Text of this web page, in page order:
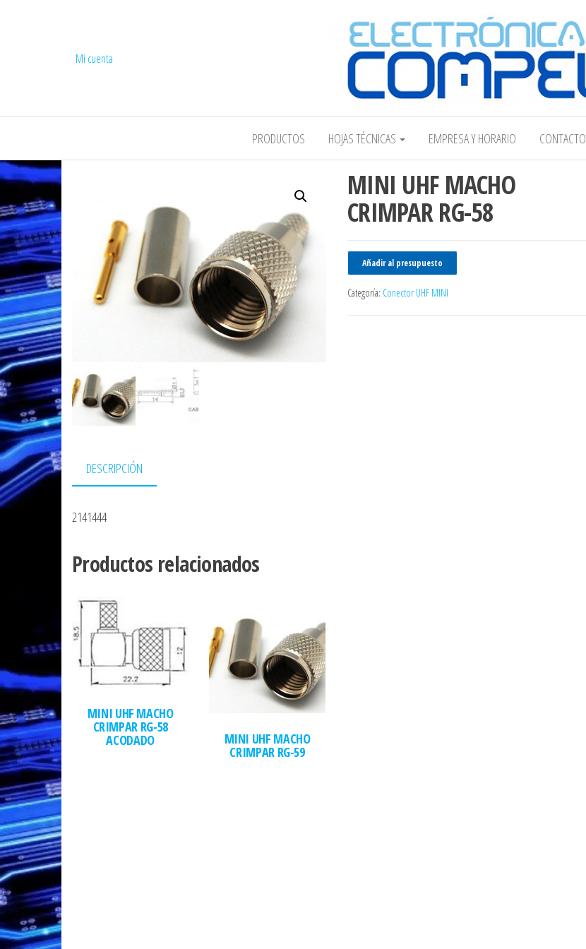
COMPEL Electrónica COMPEL
Mi cuenta
PRODUCTOS HOJAS TÉCNICAS EMPRESA Y HORARIO CONTACTO
MINI UHF MACHO
CRIMPAR RG-58
Añadir al presupuesto
Categoría: Conector UHF MINI
DESCRIPCIÓN
2141444
Productos relacionados
MINI UHF MACHO
CRIMPAR RG-58
ACODADO MINI UHF MACHO
CRIMPAR RG-59